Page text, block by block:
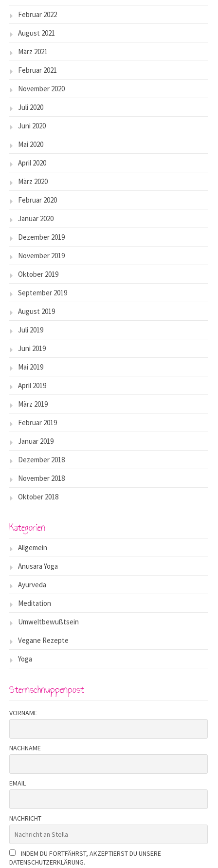
Februar 2022
August 2021
März 2021
Februar 2021
November 2020
Juli 2020
Juni 2020
Mai 2020
April 2020
März 2020
Februar 2020
Januar 2020
Dezember 2019
November 2019
Oktober 2019
September 2019
August 2019
Juli 2019
Juni 2019
Mai 2019
April 2019
März 2019
Februar 2019
Januar 2019
Dezember 2018
November 2018
Oktober 2018
Kategorien
Allgemein
Anusara Yoga
Ayurveda
Meditation
Umweltbewußtsein
Vegane Rezepte
Yoga
Sternschnuppenpost
VORNAME
NACHNAME
EMAIL
NACHRICHT
INDEM DU FORTFÄHRST, AKZEPTIERST DU UNSERE
DATENSCHUTZERKLÄRUNG.